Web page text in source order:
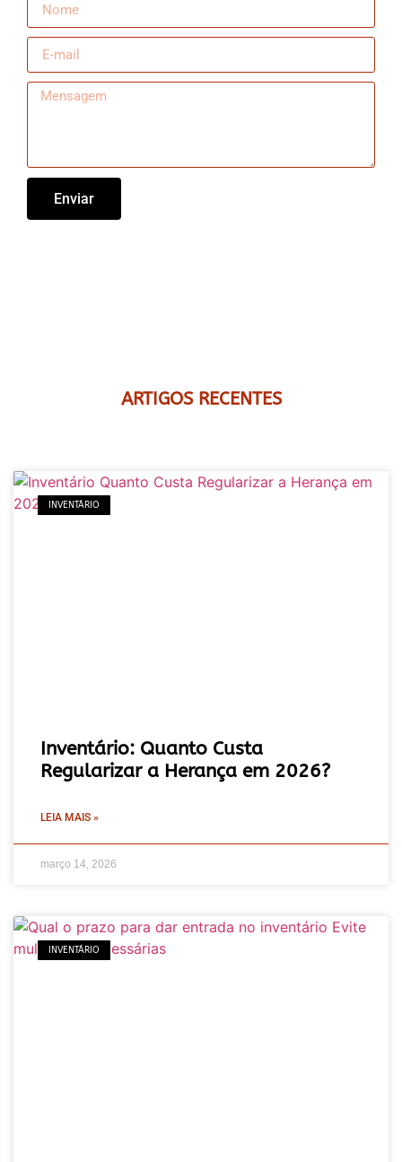
Enviar
ARTIGOS RECENTES
INVENTÁRIO
Inventário: Quanto Custa
Regularizar a Herança em 2026?
LEIA MAIS »
março 14, 2026
INVENTÁRIO